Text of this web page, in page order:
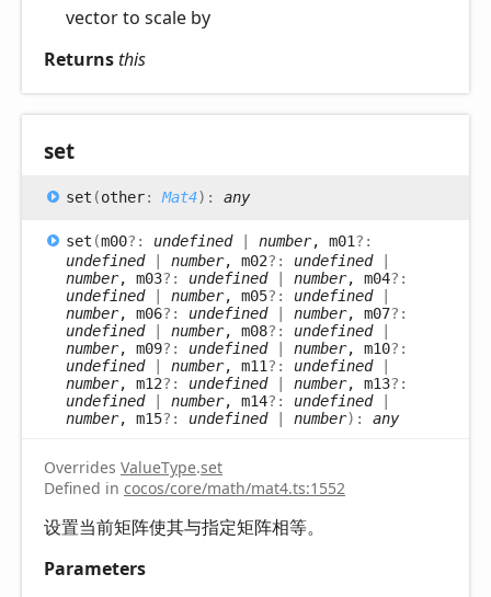
vector to scale by
Returnsthis
set
set (other: Mat4) : any
set (m00?: undefined| number, m01?:
undefined| number, m02?: undefined|
number, m03?: undefined| number, m04?:
undefined| number, m05?: undefined|
number, m06?: undefined| number, m07?:
undefined| number, m08?: undefined|
number, m09?: undefined| number, m10?:
undefined| number, m11?: undefined|
number, m12?: undefined| number, m13?:
undefined| number, m14?: undefined|
number, m15?: undefined| number) : any
Overrides ValueType.set
Defined in cocos/core/math/mat4.ts:1552
设置当前矩阵使其与指定矩阵相等。
Parameters